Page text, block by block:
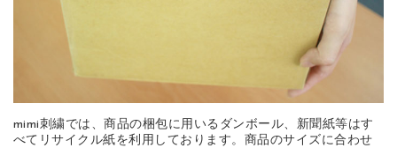
mimi刺繍では、商品の梱包に用いるダンボール、新聞紙等はす
べてリサイクル紙を利用しております。商品のサイズに合わせ